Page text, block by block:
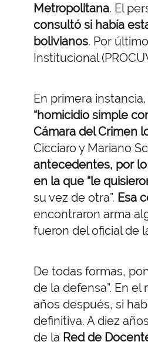
Metropolitana. El
consultó si había
bolivianos. Por
Institucional
En primera instancia,
“homicidio simple
Cámara del Crimen
Cicciaro y Mariano
antecedentes, por lo
en la que “le
su vez de otra”. Esa
encontraron arma
fueron del oficial de
De todas formas,
de la defensa”. En
años después, si
definitiva. A diez
de la Red de